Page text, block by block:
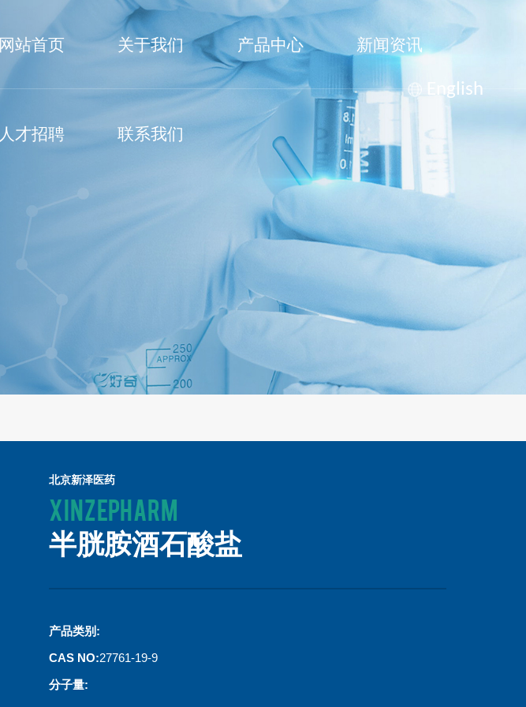
网站首页 关于我们 产品中心 新闻资讯
人才招聘 联系我们
English
北京新泽医药
XINZEPHARM
半胱胺酒石酸盐
产品类别:
CAS NO:27761-19-9
分子量: